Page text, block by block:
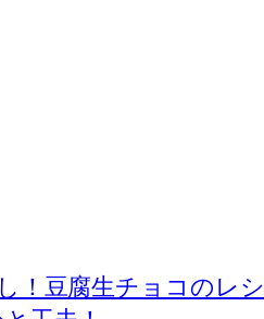
！豆腐生チョコのレシ